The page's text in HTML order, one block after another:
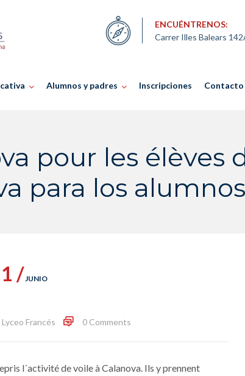
ENCUÉNTRENOS:
Carrer Illes Balears
Alumnos y padres Inscripciones Contacto
pour les élèves
para los
/JUNIO
Lyceo Francés 0 Comments
l´activité de voile à Calanova. Ils y prennent